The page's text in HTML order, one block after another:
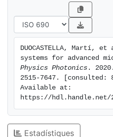
high-content screening.
DUOCASTELLA, Martí,
systems for advanced
Physics Photonics .
2515-7647. [consulted:
Available at:
https://hdl.handle.net/
Estadístiques